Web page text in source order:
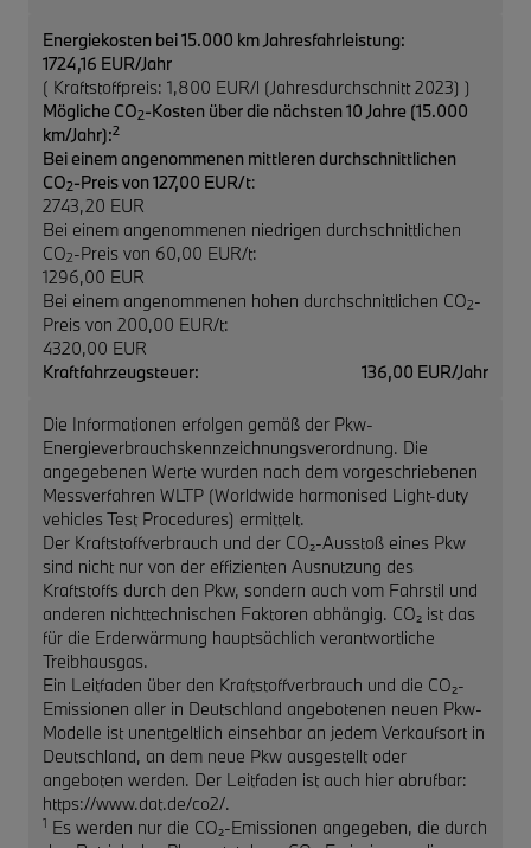
Energiekosten bei 15.000 km Jahresfahrleistung:
1724,16 EUR/Jahr
( Kraftstoffpreis: 1,800 EUR/l (Jahresdurchschnitt 2023) )
Mögliche CO2-Kosten über die nächsten 10 Jahre (15.000
km/Jahr):2
Bei einem angenommenen mittleren durchschnittlichen
CO2-Preis von 127,00 EUR/t:
2743,20 EUR
Bei einem angenommenen niedrigen durchschnittlichen
CO2-Preis von 60,00 EUR/t:
1296,00 EUR
Bei einem angenommenen hohen durchschnittlichen CO2-
Preis von 200,00 EUR/t:
4320,00 EUR
Kraftfahrzeugsteuer:
136,00 EUR/Jahr
Die Informationen erfolgen gemäß der Pkw-
Energieverbrauchskennzeichnungsverordnung. Die
angegebenen Werte wurden nach dem vorgeschriebenen
Messverfahren WLTP (Worldwide harmonised Light-duty
vehicles Test Procedures) ermittelt.
Der Kraftstoffverbrauch und der CO₂-Ausstoß eines Pkw
sind nicht nur von der effizienten Ausnutzung des
Kraftstoffs durch den Pkw, sondern auch vom Fahrstil und
anderen nichttechnischen Faktoren abhängig. CO₂ ist das
für die Erderwärmung hauptsächlich verantwortliche
Treibhausgas.
Ein Leitfaden über den Kraftstoffverbrauch und die CO₂-
Emissionen aller in Deutschland angebotenen neuen Pkw-
Modelle ist unentgeltlich einsehbar an jedem Verkaufsort in
Deutschland, an dem neue Pkw ausgestellt oder
angeboten werden. Der Leitfaden ist auch hier abrufbar:
https://www.dat.de/co2/.
1 Es werden nur die CO₂-Emissionen angegeben, die durch